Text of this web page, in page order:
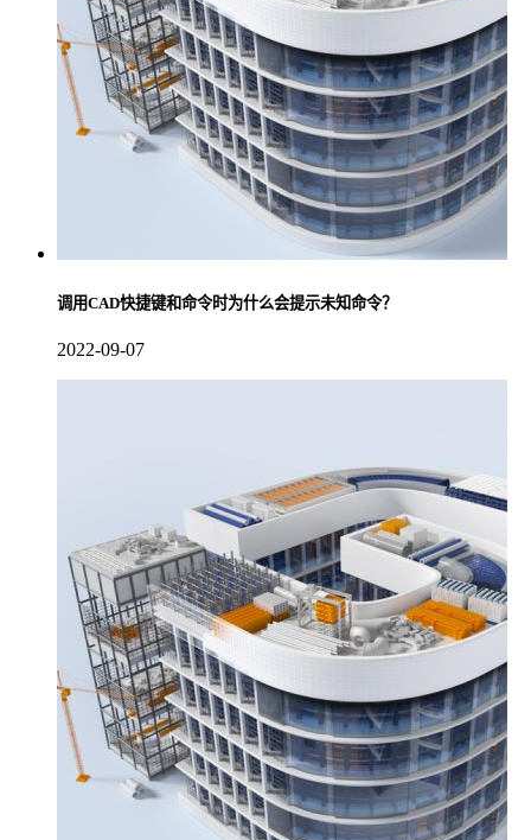
调用CAD快捷键和命令时为什么会提示未知命令？
2022-09-07